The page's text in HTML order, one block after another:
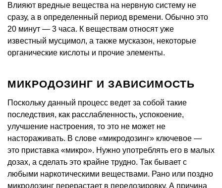
Влияют вредные вещества на нервную систему не
сразу, а в определенный период времени. Обычно это
20 минут — 3 часа. К веществам относят уже
известный мусцимол, а также мусказон, некоторые
органические кислоты и прочие элементы.
МИКРОДОЗИНГ И ЗАВИСИМОСТЬ
Поскольку данный процесс ведет за собой такие
последствия, как расслабленность, успокоение,
улучшение настроения, то это не может не
настораживать. В слове «микродозинг» ключевое —
это приставка «микро». Нужно употреблять его в малых
дозах, а сделать это крайне трудно. Так бывает с
любыми наркотическими веществами. Рано или поздно
микродозинг перерастает в передозировку. А причина